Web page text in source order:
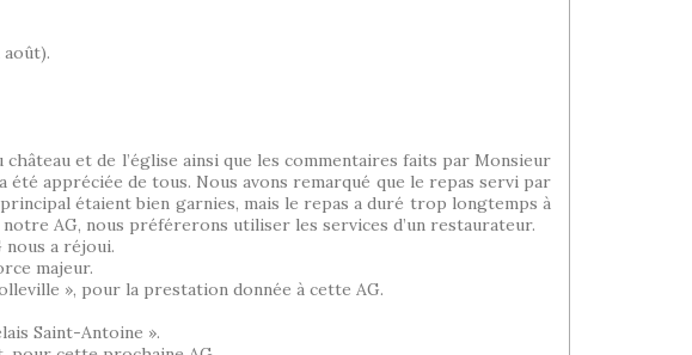
et de l’église ainsi que les commentaires faits par Monsieur
appréciée de tous. Nous avons remarqué que le repas servi par
étaient bien garnies, mais le repas a duré trop longtemps à
AG, nous préférerons utiliser les services d’un restaurateur.
nous a réjoui.
majeur.
», pour la prestation donnée à cette AG.
Saint-Antoine ».